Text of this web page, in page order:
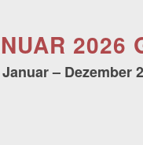
2026
– Dezember